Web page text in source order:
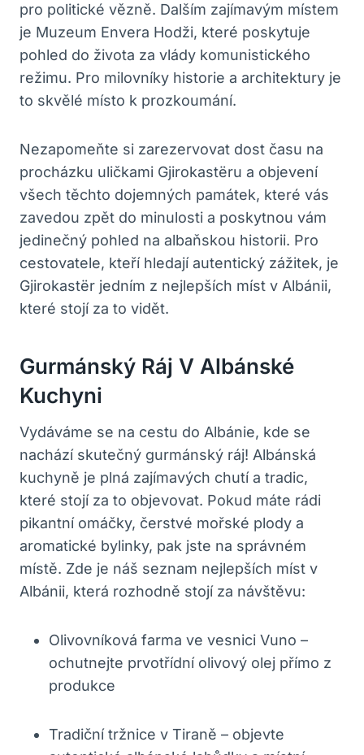
pro politické vězně. Dalším zajímavým místem
je Muzeum Envera Hodži, které poskytuje
pohled do života za vlády komunistického
režimu. Pro milovníky historie a architektury je
to skvělé místo k prozkoumání.
Nezapomeňte si zarezervovat dost času na
procházku uličkami Gjirokastëru a objevení
všech těchto dojemných památek, které vás
zavedou zpět do minulosti a poskytnou vám
jedinečný pohled na albaňskou historii. Pro
cestovatele, kteří hledají autentický zážitek, je
Gjirokastër jedním z nejlepších míst v Albánii,
které stojí za to vidět.
Gurmánský Ráj V Albánské
Kuchyni
Vydáváme se na cestu do Albánie, kde se
nachází skutečný gurmánský ráj! Albánská
kuchyně je plná zajímavých chutí a tradic,
které stojí za to objevovat. Pokud máte rádi
pikantní omáčky, čerstvé mořské plody a
aromatické bylinky, pak jste na správném
místě. Zde je náš seznam nejlepších míst v
Albánii, která rozhodně stojí za návštěvu:
Olivovníková farma ve vesnici Vuno –
ochutnejte prvotřídní olivový olej přímo z
produkce
Tradiční tržnice v Tiraně – objevte